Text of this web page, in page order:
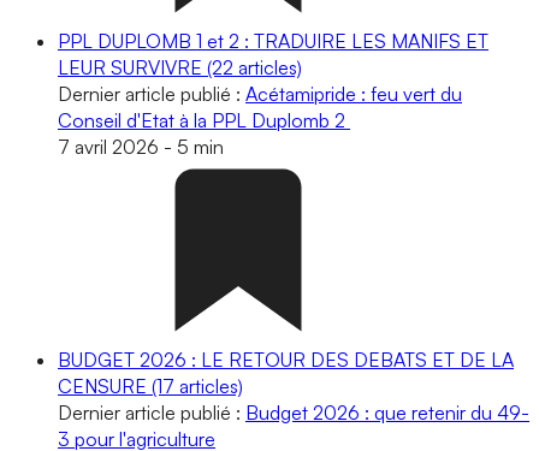
PPL DUPLOMB 1 et 2 : TRADUIRE LES MANIFS ET
LEUR SURVIVRE (22 articles)
Dernier article publié : Acétamipride : feu vert du
Conseil d'Etat à la PPL Duplomb 2
7 avril 2026 - 5 min
BUDGET 2026 : LE RETOUR DES DEBATS ET DE LA
CENSURE (17 articles)
Dernier article publié : Budget 2026 : que retenir du 49-
3 pour l'agriculture